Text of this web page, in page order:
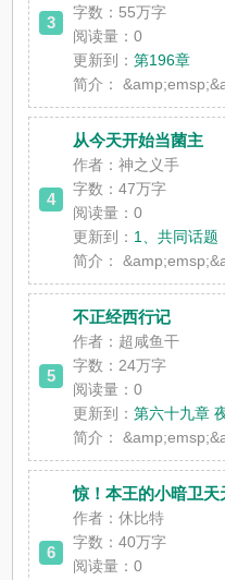
3
字数：55万字
阅读量：0
更新到：第196章
简介：
4
从今天开始当菌主
作者：神之义手
字数：47万字
阅读量：0
更新到： 1、共同话题
简介：
5
不正经西行记
作者：超咸鱼干
字数：24万字
阅读量：0
更新到：第六十九章
简介：
6
惊！本王的小暗卫天
作者：休比特
字数：40万字
阅读量：0